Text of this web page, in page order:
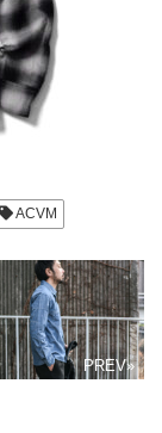
ACVM
PREV»